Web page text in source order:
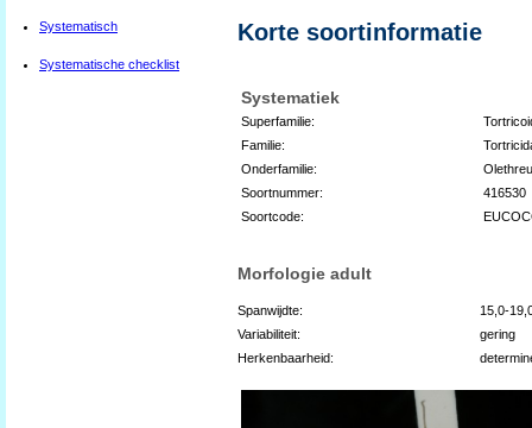
Systematisch
Systematische checklist
Korte soortinformatie
Systematiek
Superfamilie:
Familie:
Onderfamilie:
Soortnummer:
416530
Soortcode:
Morfologie adult
Spanwijdte:
15,0-
Variabiliteit:
gering
Herkenbaarheid: